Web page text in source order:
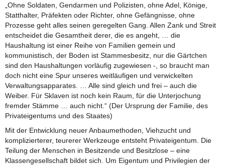
„Ohne Soldaten, Gendarmen und Polizisten, ohne Adel, Könige,
Statthalter, Präfekten oder Richter, ohne Gefängnisse, ohne
Prozesse geht alles seinen geregelten Gang. Allen Zank und Streit
entscheidet die Gesamtheit derer, die es angeht, … die
Haushaltung ist einer Reihe von Familien gemein und
kommunistisch, der Boden ist Stammesbesitz, nur die Gärtchen
sind den Haushaltungen vorläufig zugewiesen -, so braucht man
doch nicht eine Spur unseres weitläufigen und verwickelten
Verwaltungsapparates. … Alle sind gleich und frei – auch die
Weiber. Für Sklaven ist noch kein Raum, für die Unterjochung
fremder Stämme … auch nicht.“ (Der Ursprung der Familie, des
Privateigentums und des Staates)
Mit der Entwicklung neuer Anbaumethoden, Viehzucht und
komplizierterer, teurerer Werkzeuge entsteht Privateigentum. Die
Teilung der Menschen in Besitzende und Besitzlose – eine
Klassengesellschaft bildet sich. Um Eigentum und Privilegien der